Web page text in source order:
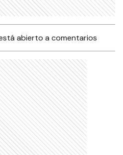
abierto a comentarios